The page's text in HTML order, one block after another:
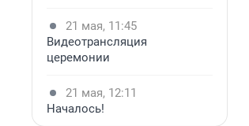
21 мая, 11:45
Видеотрансляция
церемонии
21 мая, 12:11
Началось!